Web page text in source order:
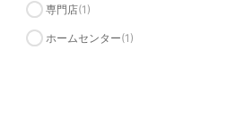
専門店(1)
ホームセンター(1)